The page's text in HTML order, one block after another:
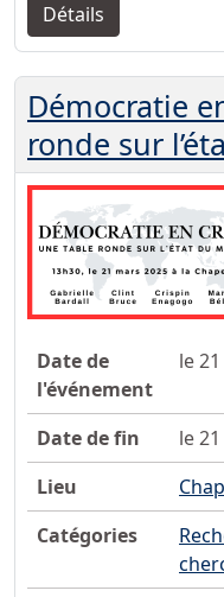
Détails
Démocratie
ronde sur
Date de
l'événement
le
Date de fin
le
Lieu
Catégories